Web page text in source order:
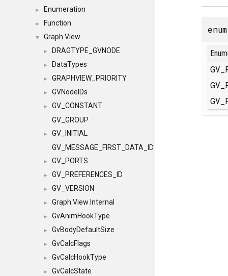
► Enumeration
► Function
▼ Graph View
► DRAGTYPE_GVNODE
► DataTypes
► GRAPHVIEW_PRIORITY
► GVNodeIDs
►
GV_CONSTANT
GV_GROUP
►
GV_INITIAL
GV_MESSAGE_FIRST_DATA_ID
► GV_PORTS
► GV_PREFERENCES_ID
► GV_VERSION
► Graph View Internal
► GvAnimHookType
► GvBodyDefaultSize
► GvCalcFlags
► GvCalcHookType
► GvCalcState